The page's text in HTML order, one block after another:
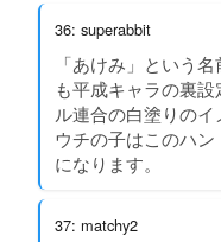
36: superabbit
「あけみ」という
も平成キャラの裏
ル連合の白塗りの
ウチの子はこのハ
になります。
37: matchy2